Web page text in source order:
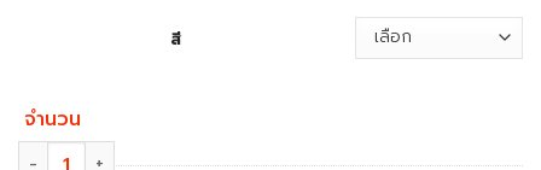
สี
จำนวน
จำนวน มงคลนักมวยยาง NEWSPORT ชิ้น